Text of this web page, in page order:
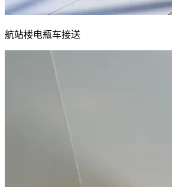
航站楼电瓶车接送